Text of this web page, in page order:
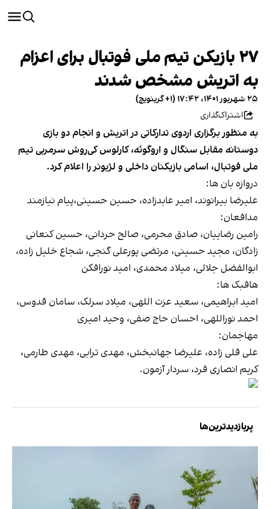
۲۷ بازیکن تیم ملی فوتبال برای اعزام
به اتریش مشخص شدند
۲۵ شهریور ۱۴۰۱، ۱۷:۴۲ (‎+۱ گرینویچ)
اشتراک‌گذاری
به منظور برگزاری اردوی تدارکاتی در اتریش و انجام دو بازی
دوستانه مقابل سنگال و اروگوئه، کارلوس کی‌روش سرمربی تیم
ملی فوتبال، اسامی بازیکنان داخلی و لژیونر را اعلام کرد.
دروازه بان ها:
علیرضا بیرانوند، امیر عابدزاده، حسین حسینی،پیام نیازمند
مدافعان:
رامین رضاییان، صادق محرمی، صالح حردانی، حسین کنعانی
زادگان، مجید حسینی، مرتضی پورعلی گنجی، شجاع خلیل زاده،
ابوالفضل جلالی، میلاد محمدی، امید نورافکن
هافبک ها:
امید ابراهیمی، سعید عزت اللهی، میلاد سرلک، سامان قدوس،
احمد نوراللهی، احسان حاج صفی، وحید امیری
مهاجمان:
علی قلی زاده، علیرضا جهانبخش، مهدی ترابی، مهدی طارمی،
کریم انصاری فرد، سردار آزمون.
پربازدیدترین‌ها